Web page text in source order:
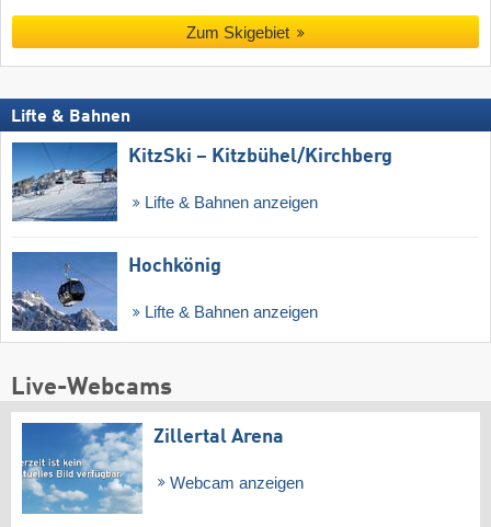
Zum Skigebiet
Lifte & Bahnen
KitzSki – Kitzbühel/​Kirchberg
Lifte & Bahnen anzeigen
Hochkönig
Lifte & Bahnen anzeigen
Live-Webcams
Zillertal Arena
Webcam anzeigen